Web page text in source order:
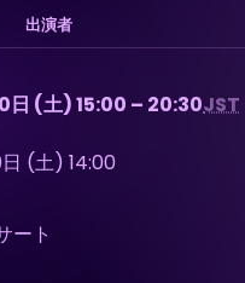
出演者
日 (土) 15:00 – 20:30JST
(土) 14:00
ート